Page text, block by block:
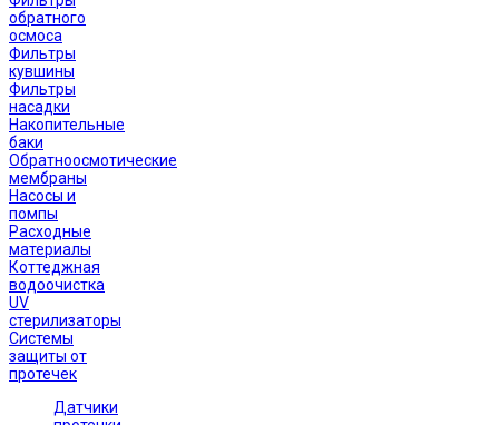
обратного
осмоса
Фильтры
кувшины
Фильтры
насадки
Накопительные
баки
Обратноосмотические
мембраны
Насосы и
помпы
Расходные
материалы
Коттеджная
водоочистка
UV
стерилизаторы
Системы
защиты от
протечек
Датчики